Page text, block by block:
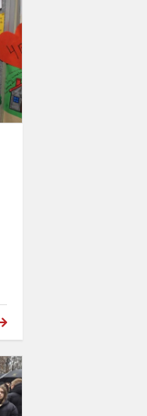
diena
Tautinė
šventė